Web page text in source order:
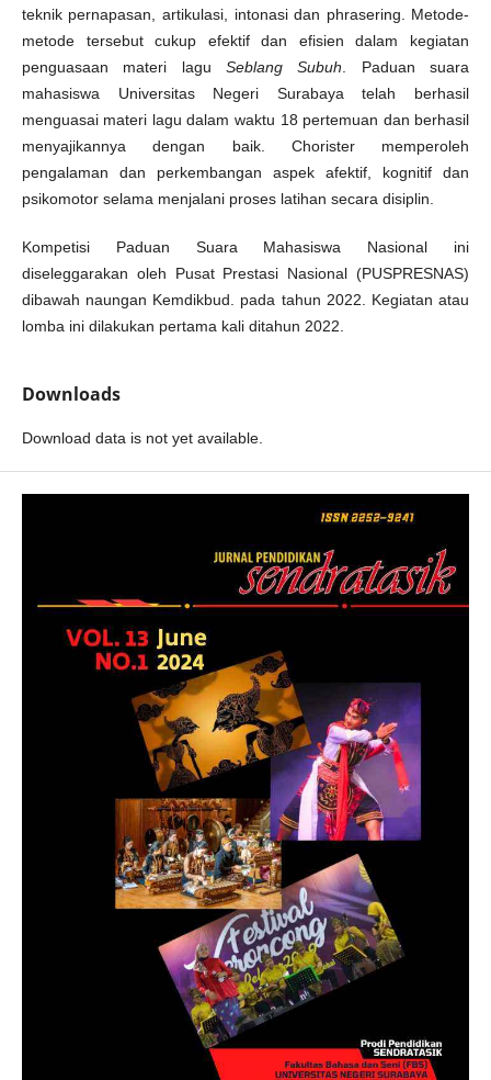
teknik pernapasan, artikulasi, intonasi dan phrasering. Metode-
metode tersebut cukup efektif dan efisien dalam kegiatan
penguasaan materi lagu Seblang Subuh . Paduan suara
mahasiswa Universitas Negeri Surabaya telah berhasil
menguasai materi lagu dalam waktu 18 pertemuan dan berhasil
menyajikannya dengan baik. Chorister memperoleh
pengalaman dan perkembangan aspek afektif, kognitif dan
psikomotor selama menjalani proses latihan secara disiplin.
Kompetisi Paduan Suara Mahasiswa Nasional ini
diseleggarakan oleh Pusat Prestasi Nasional (PUSPRESNAS)
dibawah naungan Kemdikbud. pada tahun 2022. Kegiatan atau
lomba ini dilakukan pertama kali ditahun 2022.
Downloads
Download data is not yet available.